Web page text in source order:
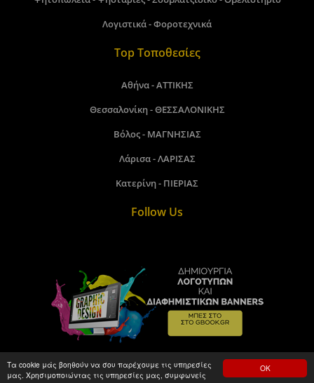
ΟΚ
Τα cookie μάς βοηθούν να σου παρέχουμε τις υπηρεσίες
μας. Χρησιμοποιώντας τις υπηρεσίες μας, συμφωνείς
Λογιστικά - Φοροτεχνικά
Top Τοποθεσίες
Αθήνα - ΑΤΤΙΚΗΣ
Θεσσαλονίκη - ΘΕΣΣΑΛΟΝΙΚΗΣ
Βόλος - ΜΑΓΝΗΣΙΑΣ
Λάρισα - ΛΑΡΙΣΑΣ
Κατερίνη - ΠΙΕΡΙΑΣ
Follow Us